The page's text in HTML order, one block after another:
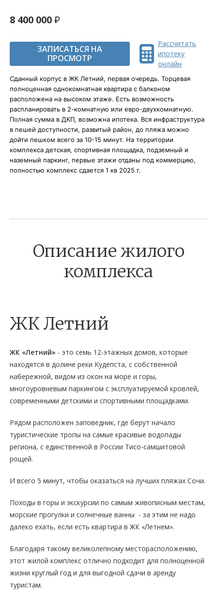
8 400 000
ЗАПИСАТЬСЯ НА
ПРОСМОТР
Рассчитать
ипотеку
онлайн
Сданный корпус в ЖК Летний, первая очередь. Торцевая
полноценная однокомнатная квартира с балконом
расположена на высоком этаже. Есть возможность
распланировать в 2-комнатную или евро-двухкомнатную.
Полная сумма в ДКП, возможна ипотека. Вся инфраструктура
в пешей доступности, развитый район, до пляжа можно
дойти пешком всего за 10-15 минут. На территории
комплекса детская, спортивная площадка, подземный и
наземный паркинг, первые этажи отданы под коммерцию,
полностью комплекс сдается 1 кв 2025 г.
Описание жилого
комплекса
ЖК Летний
ЖК «Летний» - это семь 12-этажных домов, которые
находятся в долине реки Кудепста, с собственной
набережной, видом из окон на море и горы,
многоуровневым паркингом с эксплуатируемой кровлей,
современными детскими и спортивными площадками.
Рядом расположен заповедник, где берут начало
туристические тропы на самые красивые водопады
региона, с единственной в России Тисо-самшитовой
рощей.
И всего 5 минут, чтобы оказаться на лучших пляжах Сочи.
Походы в горы и экскурсии по самым живописным местам,
морские прогулки и солнечные ванны - за этим не надо
далеко ехать, если есть квартира в ЖК «Летнем».
Благодаря такому великолепному месторасположению,
этот жилой комплекс отлично подходит для полноценной
жизни круглый год и для выгодной сдачи в аренду
туристам.